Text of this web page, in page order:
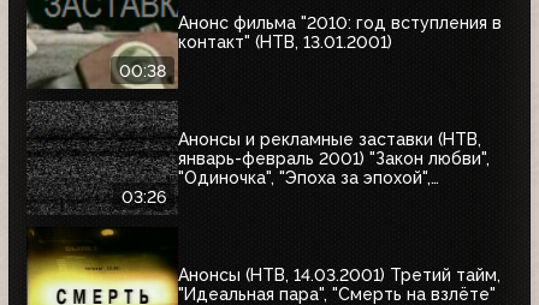
00:38
Анонс фильма "2010: год вступления в
контакт" (НТВ, 13.01.2001)
03:26
Анонсы и рекламные заставки (НТВ,
январь-февраль 2001) "Закон любви",
"Одиночка", "Эпоха за эпохой",
Анонсы (НТВ, 14.03.2001) Третий тайм,
"Идеальная пара", "Смерть на взлёте"